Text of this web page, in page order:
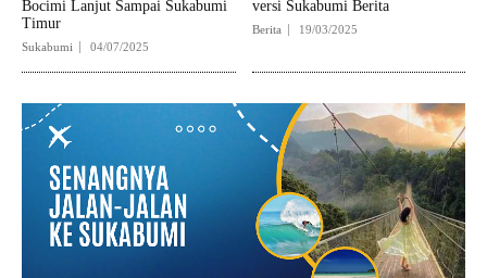
Bocimi Lanjut Sampai Sukabumi
Timur
Sukabumi 04/07/2025
versi Sukabumi Berita
Berita 19/03/2025